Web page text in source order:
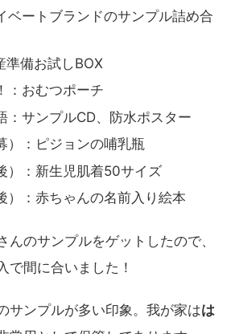
ベートブランドのサンプル詰め合
準備お試しBOX
：おむつポーチ
：サンプルCD、防水ポスター
）：ピジョンの哺乳瓶
）：新生児肌着50サイズ
）：赤ちゃんの名前入り絵本
んのサンプルをゲットしたので、
で間に合いました！
サンプルが多い印象。我が家はは